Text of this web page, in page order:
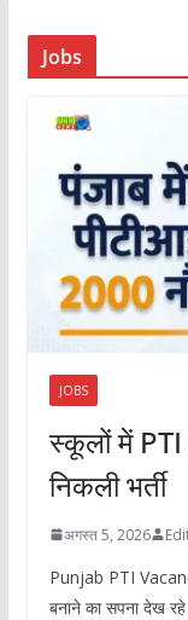
Jobs
JOBS
स्कूलों में
निकली भर्ती
अगस्त 5, 2026
Punjab PTI
बनाने का सपना देख